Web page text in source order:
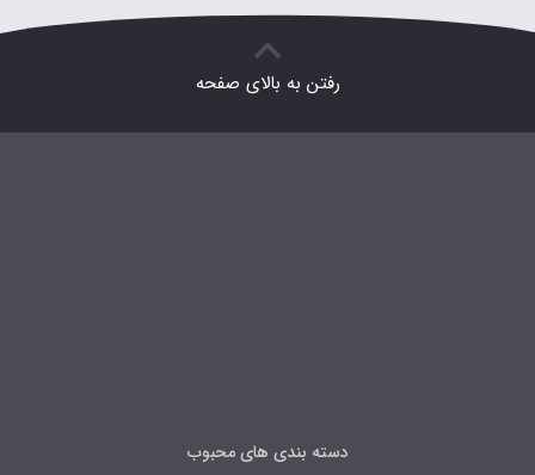
رفتن به بالای صفحه
دسته بندی های محبوب